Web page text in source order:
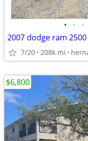
• • •
2007 dodge ram
7/20 208k mi
$6,800